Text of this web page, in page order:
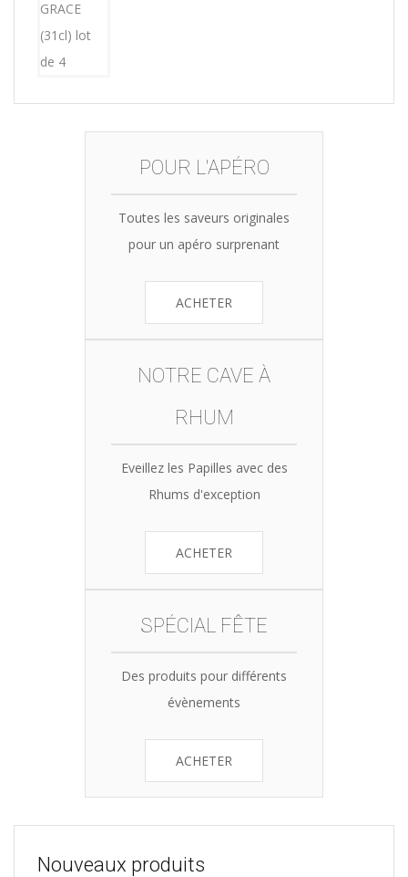
POUR L'APÉRO
Toutes les saveurs originales
pour un apéro surprenant
ACHETER
NOTRE CAVE À
RHUM
Eveillez les Papilles avec des
Rhums d'exception
ACHETER
SPÉCIAL FÊTE
Des produits pour différents
évènements
ACHETER
Nouveaux produits